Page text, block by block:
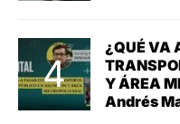
¿QUÉ VA
Y ÁREA
Andrés